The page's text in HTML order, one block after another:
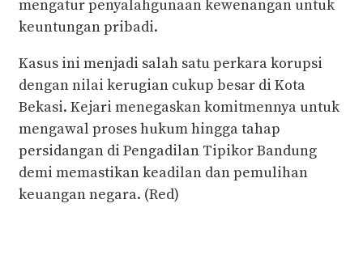
mengatur penyalahgunaan kewenangan untuk
keuntungan pribadi.
Kasus ini menjadi salah satu perkara korupsi
dengan nilai kerugian cukup besar di Kota
Bekasi. Kejari menegaskan komitmennya untuk
mengawal proses hukum hingga tahap
persidangan di Pengadilan Tipikor Bandung
demi memastikan keadilan dan pemulihan
keuangan negara. (Red)